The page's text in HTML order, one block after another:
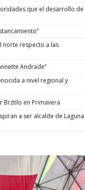
que el desarrollo de
norte respecto a las
Andrade”
a nivel regional y
Brztilo en Primavera
a ser alcalde de Laguna